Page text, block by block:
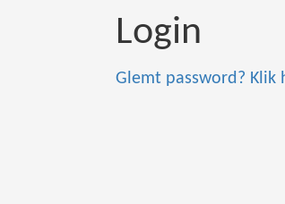
Login
Glemt password? Klik